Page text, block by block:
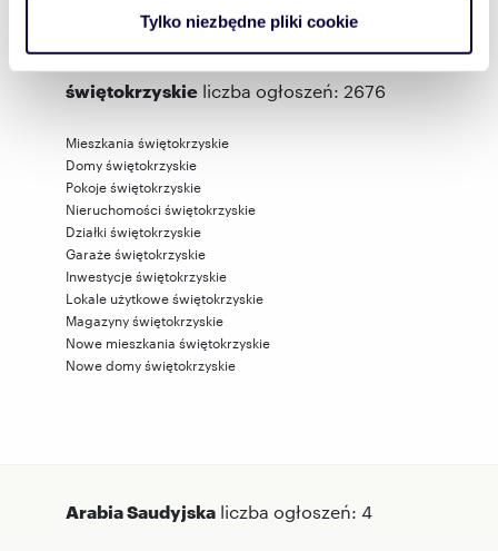
korzystasz z naszej witryny, udostępniamy partnerom
Partnerzy mogą połączyć te informacje z innymi danymi
korzystania z ich usług.
Tylko niezbędne pliki cookie
Nowe domy lubuskie
świętokrzyskie liczba ogłoszeń: 2676
Mieszkania świętokrzyskie
Domy świętokrzyskie
Pokoje świętokrzyskie
Nieruchomości świętokrzyskie
Działki świętokrzyskie
Garaże świętokrzyskie
Inwestycje świętokrzyskie
Lokale użytkowe świętokrzyskie
Magazyny świętokrzyskie
Nowe mieszkania świętokrzyskie
Nowe domy świętokrzyskie
Arabia Saudyjska liczba ogłoszeń: 4